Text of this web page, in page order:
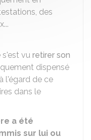
des
s'est vu retirer son
dispensé
l'égard de ce
dans le
a été
sur lui ou